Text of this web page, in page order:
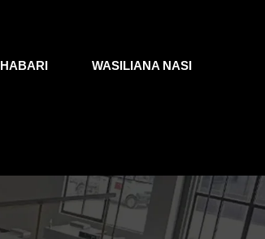
HABARI WASILIANA NASI